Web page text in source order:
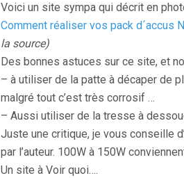
Voici un site sympa qui décrit en
Comment réaliser vos pack d´accus
la source)
Des bonnes astuces sur ce site, et
– à utiliser de la patte à décaper de
malgré tout c’est très corrosif …
– Aussi utiliser de la tresse à
Juste une critique, je vous conseille
par l’auteur. 100W à 150W
Un site à Voir quoi….